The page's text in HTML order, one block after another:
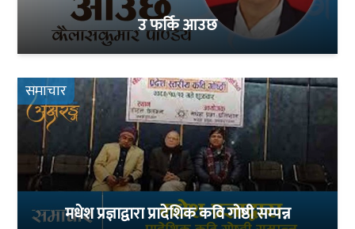
उ फर्कि आउछ
समाचार
मधेश प्रज्ञाद्वारा प्रादेशिक कवि गोष्ठी सम्पन्न